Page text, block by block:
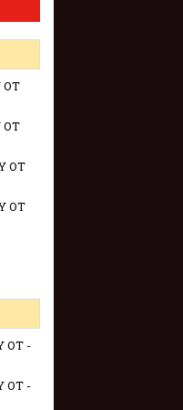
OT
OT
OT
OT
OT -
OT -